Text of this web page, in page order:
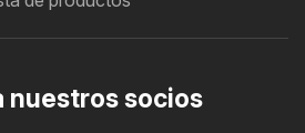
nuestros socios